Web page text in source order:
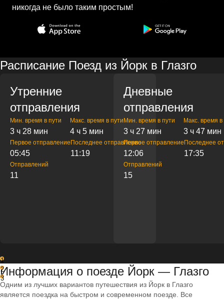
никогда не было таким простым!
Расписание Поезд из Йорк в Глазго
Утренние
отправления
Мин. время в пути
3 ч 28 мин
Макс. время в пути
4 ч 5 мин
Первое отправление
05:45
Последнее отправление
11:19
Отправлений
11
Дневные
отправления
Мин. время в пути
3 ч 27 мин
Макс. время в
3 ч 47 мин
Первое отправление
12:06
Последнее
17:35
Отправлений
15
1
2
3
Информация о поезде Йорк — Глазго
Одним из лучших вариантов путешествия из Йорк в Глазго
является поездка на быстром и современном поезде. Все